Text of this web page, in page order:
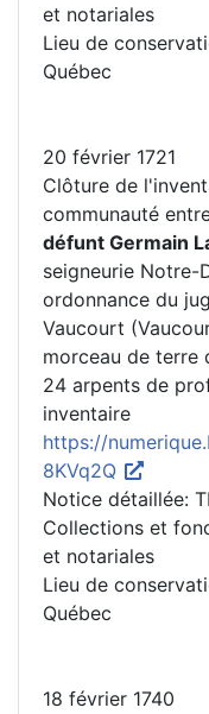
et notariales
Lieu de
Québec
20 février 1721
Clôture de
communauté
défunt Germain
seigneurie Notre-
ordonnance du
Vaucourt
morceau de terre
24 arpents de
inventaire
https://
8KVq2Q
Notice détaillée:
Collections et
et notariales
Lieu de
Québec
18 février 1740